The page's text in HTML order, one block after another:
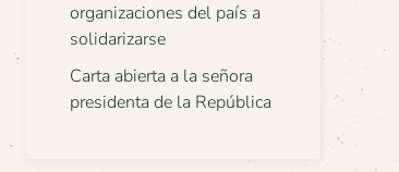
organizaciones del país a
solidarizarse
Carta abierta a la señora
presidenta de la República